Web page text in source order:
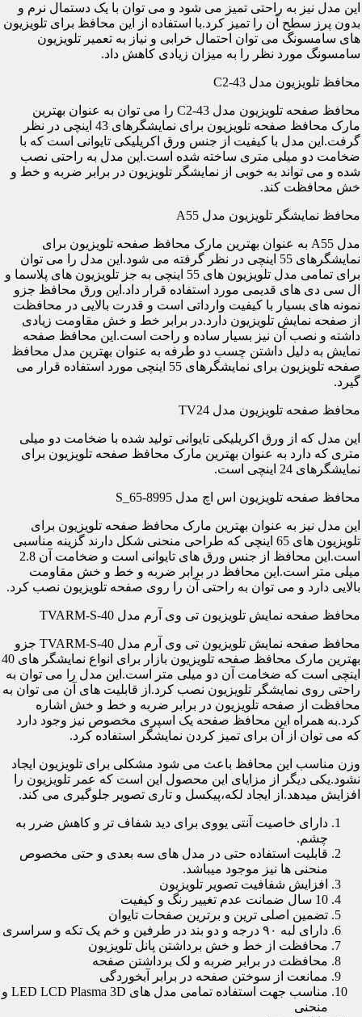
این مدل نیز به راحتی تمیز می شود و می توان با یک دستمال نرم و
بدون پرز سطح آن را تمیز کرد.با استفاده از این محافظ برای تلویزیون
های سامسونگ می توان احتمال خرابی و نیاز به تعمیر تلویزیون
سامسونگ مورد نظر را به میزان زیادی کاهش داد.
محافظ تلویزیون مدل C2-43
محافظ صفحه تلویزیون مدل C2-43 را می توان به عنوان بهترین
مارک محافظ صفحه تلویزیون برای نمایشگرهای 43 اینچی در نظر
گرفت.این مدل با کیفیت از جنس ورق اکریلیکی تایوانی است که با
ضخامت دو میلی متری ساخته شده است.این مدل به راحتی نصب
شده و می تواند به خوبی از نمایشگر تلویزیون در برابر ضربه و خط و
خش محافظت کند.
محافظ نمایشگر تلویزیون مدل A55
مدل A55 به عنوان بهترین مارک محافظ صفحه تلویزیون برای
نمایشگرهای 55 اینچی در نظر گرفته می شود.این مدل را می توان
برای تمامی مدل تلویزیون های 55 اینچی به جز تلویزیون های پلاسما و
ال سی دی های قدیمی مورد استفاده قرار داد.این ورق محافظ جزو
نمونه های بسیار با کیفیت وارداتی است و قدرت بالایی در محافظت
از صفحه نمایش تلویزیون دارد.در برابر خط و خش مقاومت زیادی
داشته و نصب آن نیز بسیار ساده و راحت است.این محافظ صفحه
نمایش به دلیل داشتن چسب دو طرفه به عنوان بهترین مدل محافظ
صفحه تلویزیون برای نمایشگرهای 55 اینچی مورد استفاده قرار می
گیرد.
محافظ صفحه تلویزیون مدل TV24
این مدل که از ورق اکریلیکی تایوانی تولید شده با ضخامت دو میلی
متری که دارد به عنوان بهترین مارک محافظ صفحه تلویزیون برای
نمایشگرهای 24 اینچی است.
محافظ صفحه تلویزیون اس اچ مدل S_65-8995
این مدل نیز به عنوان بهترین مارک محافظ صفحه تلویزیون برای
تلویزیون های 65 اینچی که طراحی منحنی شکل دارند گزینه مناسبی
است.این محافظ از جنس ورق های تایوانی است و ضخامت آن 2.8
میلی متر است.این محافظ در برابر ضربه و خط و خش مقاومت
بالایی دارد و می توان به راحتی آن را روی صفحه تلویزیون نصب کرد.
محافظ صفحه نمایش تلویزیون تی وی آرم مدل TVARM-S-40
محافظ صفحه نمایش تلویزیون تی وی آرم مدل TVARM-S-40 جزو
بهترین مارک محافظ صفحه تلویزیون بازار برای انواع نمایشگر های 40
اینچی است که ضخامت آن دو میلی متر است.این مدل را می توان به
راحتی روی نمایشگر تلویزیون نصب کرد.از قابلیت های آن می توان به
محافظت از صفحه تلویزیون در برابر ضربه و خط و خش اشاره
کرد.به همراه این محافظ صفحه یک اسپری مخصوص نیز وجود دارد
که می توان از آن برای تمیز کردن نمایشگر استفاده کرد.
وزن مناسب این محافظ باعث می شود مشکلی برای تلویزیون ایجاد
نشود.یکی دیگر از مزایای این محصول این است که عمر تلویزیون را
افزایش میدهد.از ایجاد لکه،پیکسل و تاری تصویر جلوگیری می کند.
دارای خاصیت آنتی یووی برای دید شفاف تر و کاهش ضرر به
چشم.
قابلیت استفاده حتی در مدل های سه بعدی و حتی مخصوص
منحنی ها نیز موجود میباشد.
افزایش شفافیت تصویر تلویزیون
10 سال ضمانت عدم تغییر رنگ و کیفیت
تضمین اصلی ترین و برترین صفحات تایوان
دارای لبه ۹۰ درجه و دو بند در طرفین و خم یک تکه و سراسری
محافظت از خط و خش برداشتن پانل تلویزیون
محافظت در برابر ضربه و لک برداشتن صفحه
ممانعت از سوختن صفحه در برابر آبخوردگی
مناسب جهت استفاده تمامی مدل های LED LCD Plasma 3D و
منحنی